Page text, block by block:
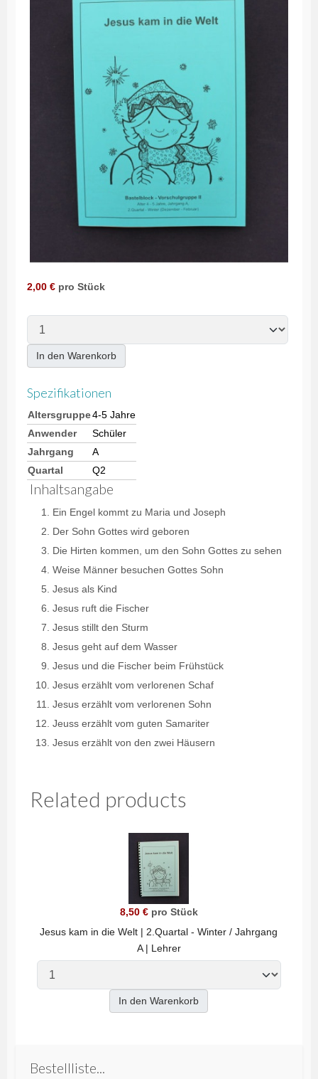
2,00 € pro Stück
In den Warenkorb
Spezifikationen
Altersgruppe4-5 Jahre
Anwender
Schüler
Jahrgang
A
Quartal
Q2
Inhaltsangabe
Ein Engel kommt zu Maria und Joseph
Der Sohn Gottes wird geboren
Die Hirten kommen, um den Sohn Gottes zu sehen
Weise Männer besuchen Gottes Sohn
Jesus als Kind
Jesus ruft die Fischer
Jesus stillt den Sturm
Jesus geht auf dem Wasser
Jesus und die Fischer beim Frühstück
Jesus erzählt vom verlorenen Schaf
Jesus erzählt vom verlorenen Sohn
Jeuss erzählt vom guten Samariter
Jesus erzählt von den zwei Häusern
Related products
8,50 € pro Stück
Jesus kam in die Welt | 2.Quartal - Winter / Jahrgang
A | Lehrer
In den Warenkorb
Bestellliste...